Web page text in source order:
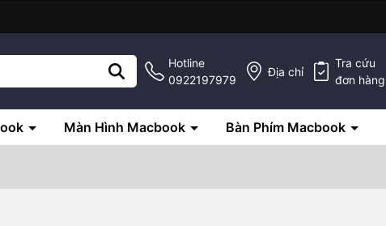
Hotline
0922197979
Địa chỉ
Tra cứu
đơn hàng
Màn Hình Macbook Bàn Phím Macbook